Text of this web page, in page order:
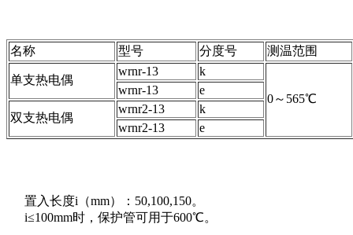
名称 型号 分度号 测温范围
单支热电偶
wrnr-13 k
0～565℃
wrnr-13 e
双支热电偶
wrnr2-13
k
wrnr2-13
e
置入长度i（mm）：50,100,150。
i≤100mm时，保护管可用于600℃。